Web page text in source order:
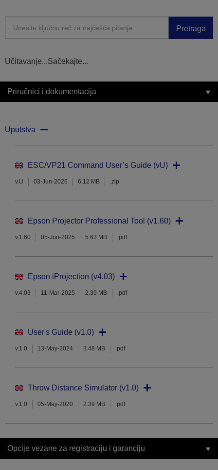
Pretraga
Učitavanje...Sačekajte...
Priručnici i dokumentacija
Uputstva
ESC/VP21 Command User’s Guide (vU)
v.U 03-Jun-2026 6.12 MB .zip
Epson Projector Professional Tool (v1.60)
v.1.60 05-Jun-2025 5.63 MB .pdf
Epson iProjection (v4.03)
v.4.03 11-Mar-2025 2.39 MB .pdf
User's Guide (v1.0)
v.1.0 13-May-2024 3.48 MB .pdf
Throw Distance Simulator (v1.0)
v.1.0 05-May-2020 2.39 MB .pdf
Opcije vezane za registraciju i garanciju